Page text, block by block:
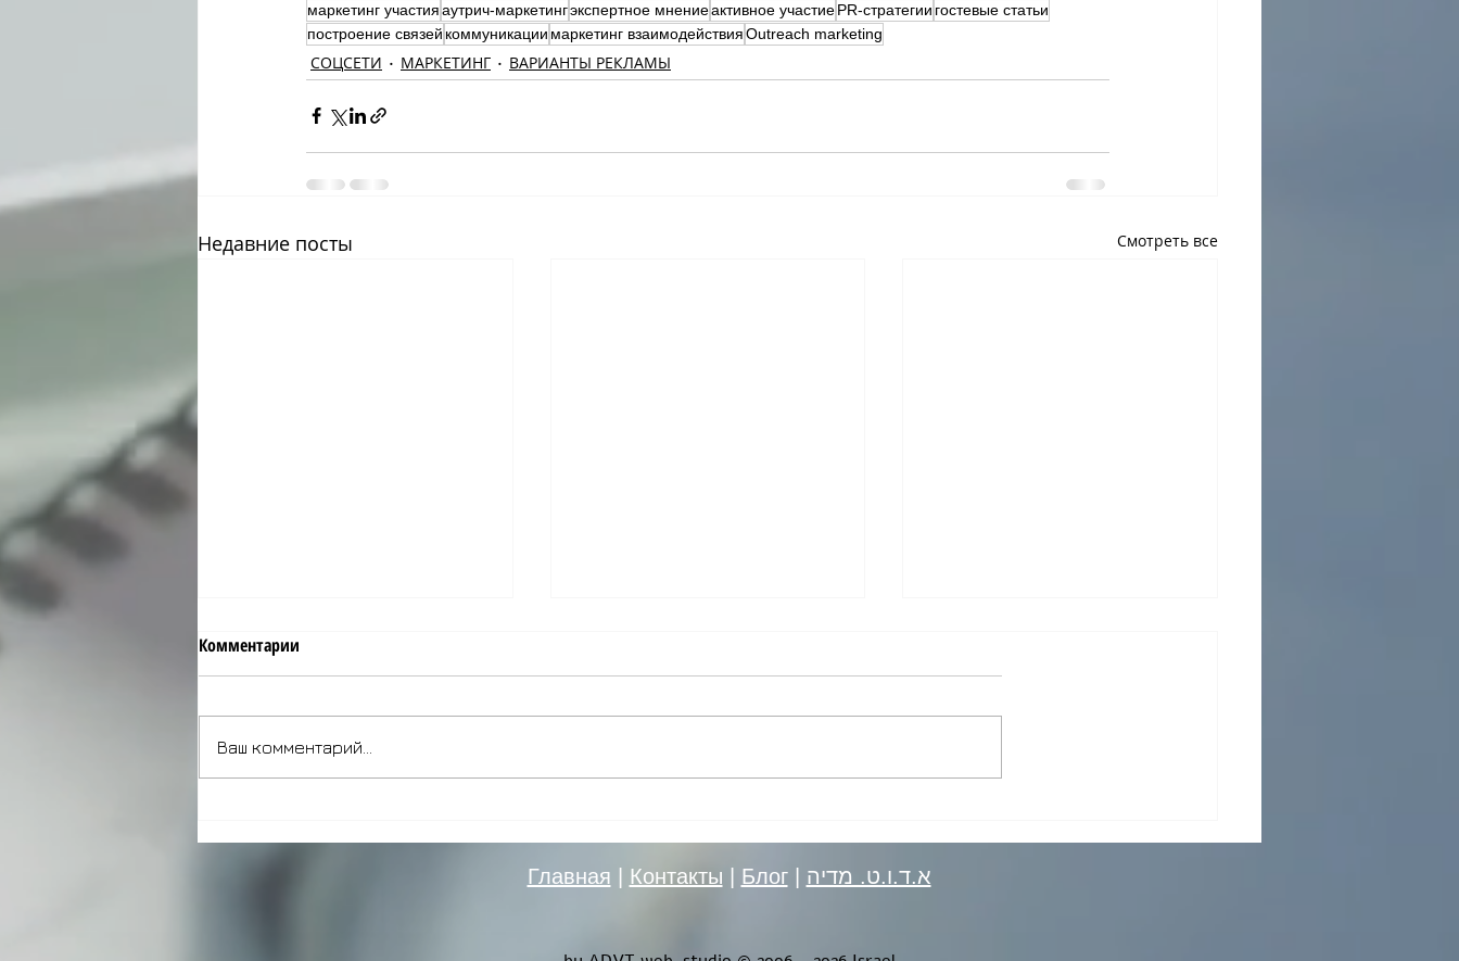
маркетинг участияаутрич-маркетингэкспертное мнениеактивное участиеPR-стратегии гостевые статьи
построение связей коммуникации маркетинг взаимодействияOutreach marketing
СОЦСЕТИ МАРКЕТИНГ ВАРИАНТЫ РЕКЛАМЫ
Недавние посты Смотреть все
персонализация: Почему 2024
Израиле?
и кошельку аудитории
Комментарии
Ваш комментарий...
Главная Контакты Блог| א.ד.ו.ט. מדיה